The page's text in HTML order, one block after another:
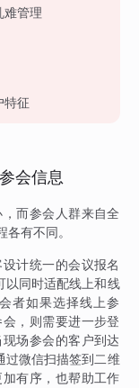
难管理
特征
会信息
而参会人群来自全
有不同。
计统一的会议报名
以同时适配线上和线
者如果选择线上参
，则需要进一步登
场参会的客户到达
过微信扫描签到二维
有序，也帮助工作